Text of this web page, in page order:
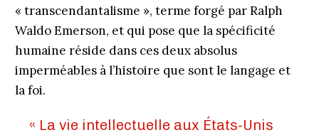
« transcendantalisme », terme forgé par Ralph
Waldo Emerson, et qui pose que la spécificité
humaine réside dans ces deux absolus
imperméables à l’histoire que sont le langage et
la foi.
« La vie intellectuelle aux États-Unis